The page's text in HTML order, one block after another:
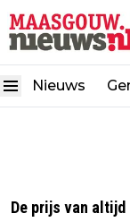
Nieuws
De prijs van